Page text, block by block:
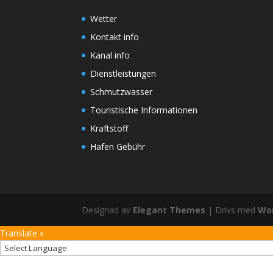
Wetter
Kontakt info
Kanal info
Dienstleistungen
Schmutzwasser
Touristische Informationen
Kraftstoff
Hafen Gebühr
Designad av Elegant Themes | Drivs med
Translate »